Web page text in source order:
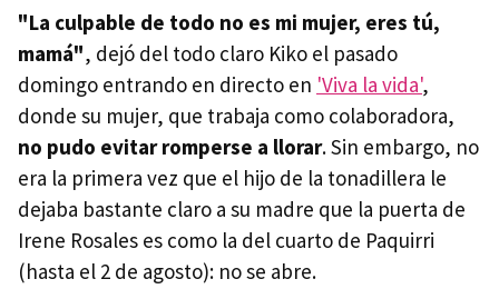
"La culpable de todo no es mi mujer, eres tú,
mamá", dejó del todo claro Kiko el pasado
domingo entrando en directo en 'Viva la vida',
donde su mujer, que trabaja como colaboradora,
no pudo evitar romperse a llorar. Sin embargo, no
era la primera vez que el hijo de la tonadillera le
dejaba bastante claro a su madre que la puerta de
Irene Rosales es como la del cuarto de Paquirri
(hasta el 2 de agosto): no se abre.